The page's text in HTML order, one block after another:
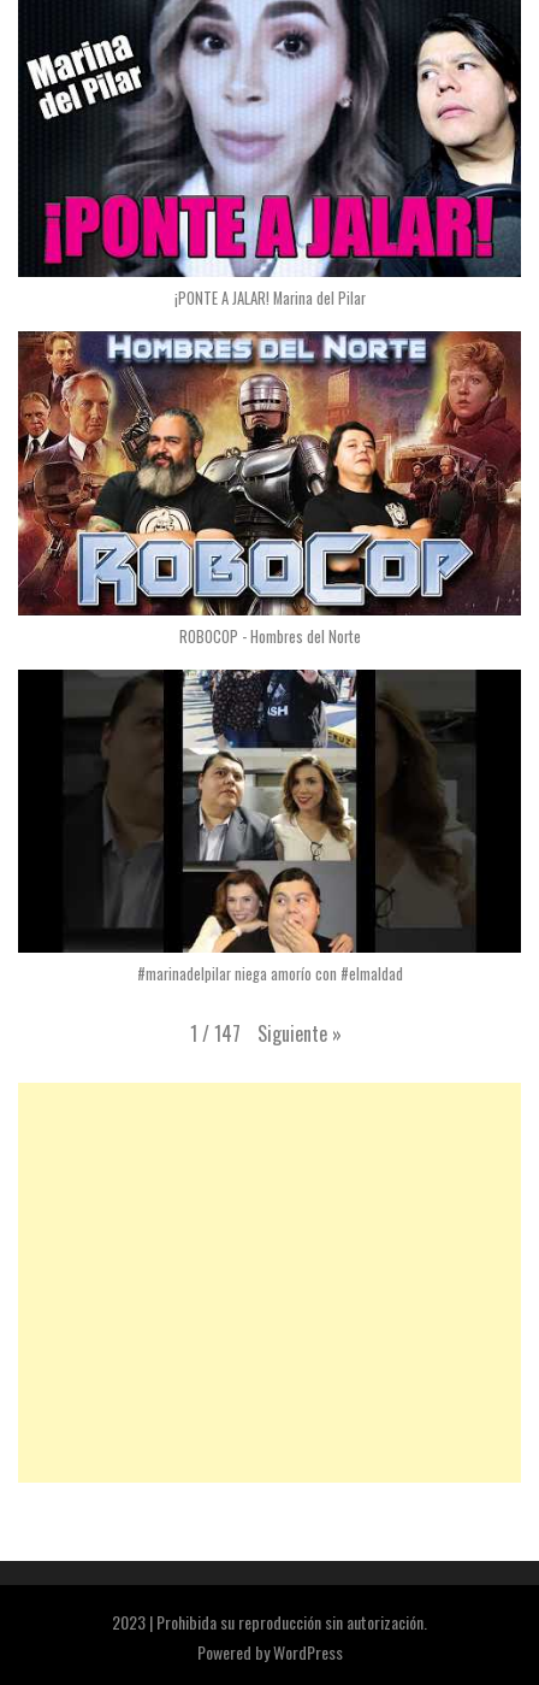
¡PONTE A JALAR! Marina del Pilar
ROBOCOP - Hombres del Norte
#marinadelpilar niega amorío con #elmaldad
1 /147 Siguiente »
2023 | Prohibida su reproducción sin autorización.
Powered byWordPress